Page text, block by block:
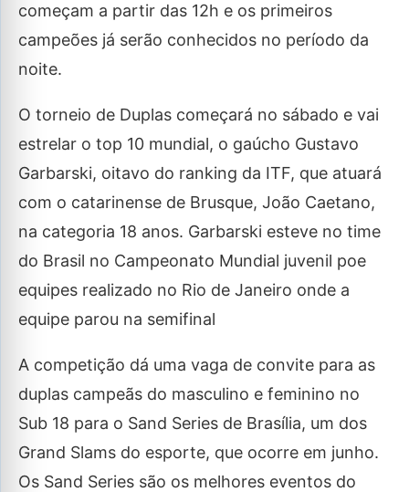
começam a partir das 12h e os primeiros
campeões já serão conhecidos no período da
noite.
O torneio de Duplas começará no sábado e vai
estrelar o top 10 mundial, o gaúcho Gustavo
Garbarski, oitavo do ranking da ITF, que atuará
com o catarinense de Brusque, João Caetano,
na categoria 18 anos. Garbarski esteve no time
do Brasil no Campeonato Mundial juvenil poe
equipes realizado no Rio de Janeiro onde a
equipe parou na semifinal
A competição dá uma vaga de convite para as
duplas campeãs do masculino e feminino no
Sub 18 para o Sand Series de Brasília, um dos
Grand Slams do esporte, que ocorre em junho.
Os Sand Series são os melhores eventos do